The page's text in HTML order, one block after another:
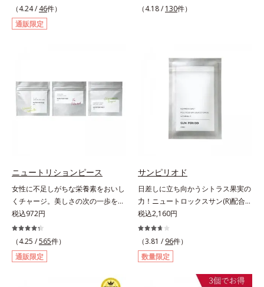
B2、B6、B12、ナイアシン、パン
ズ」のオールインワンサプリメント
です。ビタミンB1とB2を配合。ビ
タミンB6とビタミンCは、タイムリ
ラミドをプラス。さらにストレス社
会に負けないためのGABAも配合し
ました。現代社会を生き抜く女性の
すこやかな毎日を応援します。
（4.24 / 46件）
通販限定
感でした。注目成分リポソームビタ
くが体外に排出されるというデメリ
カラダと同じ成分でできたリポソー
ム（カプセル）にビタミンCを閉じ
込めることで体内になじみやすく、
ぐんとアップ！さらにじっくり時間
差で届けるタイムデリバー設計をプ
ラスすることで体内に長く留め、最
大限アプローチしていきます。甘酸
っぱいパイン風味が口の中に爽やか
に広がる顆粒タイプ。水なしでもサ
ッと摂れます。
（4.18 / 130件）
ニュートリションピース
女性に不足しがちな栄養素をおいし
くチャージ。美しさの次の一歩を引
き出すタブレット。現代女性に不足
しがちな栄養素に着目。ぽいっとひ
と口補いやすい６種類の「キレイの
素」、タブレットタイプのサプリメ
ントシリーズです。女性の不足栄養
素No.1 鉄分に葉酸をプラス、印象
税込972円
（4.25 /565件）
通販限定
サンピリオド
日差しに立ち向かうシトラス果実の
力！ニュートロックスサン(R)配合の
インナーケア(*)。果実の力で日差し
に立ち向かうインナーケア(*)です。
強い紫外線が降り注ぐ南スペイン産
のシトラスとローズマリーから抽出
した話題の成分、「ニュートロック
スサン(R)」を配合。10年以上の研
税込2,160円
（3.81 / 96件）
数量限定